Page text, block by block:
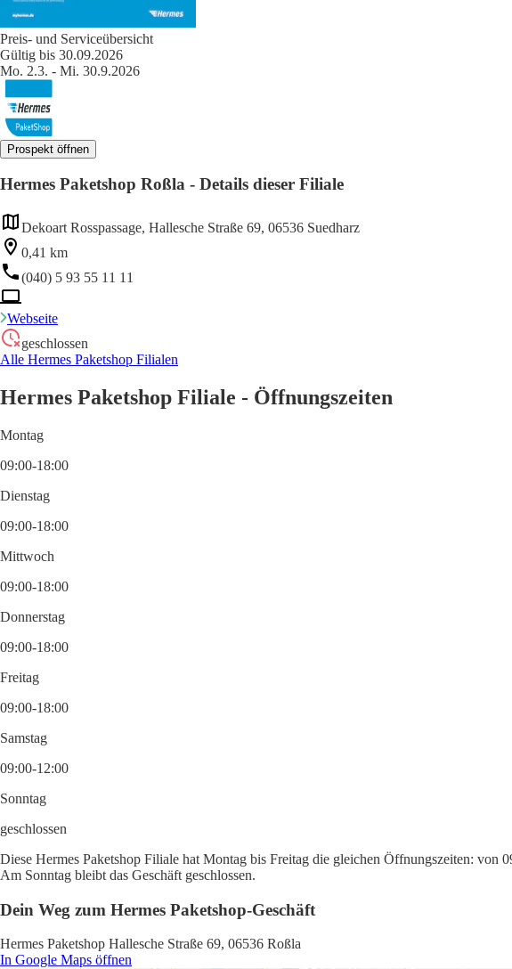
Preis- und Serviceübersicht
Gültig bis 30.09.2026
Mo. 2.3. - Mi. 30.9.2026
Prospekt öffnen
Hermes Paketshop Roßla - Details dieser Filiale
Dekoart Rosspassage, Hallesche Straße 69, 06536 Suedharz
0,41 km
(040) 5 93 55 11 11
Webseite
geschlossen
Alle Hermes Paketshop Filialen
Hermes Paketshop Filiale - Öffnungszeiten
Montag
09:00-18:00
Dienstag
09:00-18:00
Mittwoch
09:00-18:00
Donnerstag
09:00-18:00
Freitag
09:00-18:00
Samstag
09:00-12:00
Sonntag
geschlossen
Diese Hermes Paketshop Filiale hat Montag bis Freitag die gleichen Öffnungszeiten:
Am Sonntag bleibt das Geschäft geschlossen.
Dein Weg zum Hermes Paketshop-Geschäft
Hermes Paketshop Hallesche Straße 69, 06536 Roßla
In Google Maps öffnen